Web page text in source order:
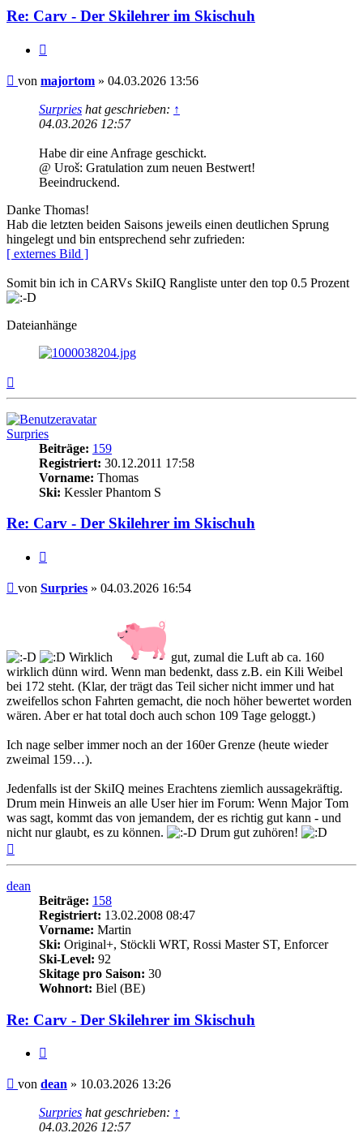
Re: Carv - Der Skilehrer im Skischuh
Beitrag
von majortom » 04.03.2026 13:56
Surpries hat geschrieben: ↑
04.03.2026 12:57
Habe dir eine Anfrage geschickt.
@ Uroš: Gratulation zum neuen Bestwert!
Beeindruckend.
Danke Thomas!
Hab die letzten beiden Saisons jeweils einen deutlichen Sprung
hingelegt und bin entsprechend sehr zufrieden:
[ externes Bild ]
Somit bin ich in CARVs SkiIQ Rangliste unter den top 0.5 Prozent
Dateianhänge
Surpries
Beiträge: 159
Registriert: 30.12.2011 17:58
Vorname: Thomas
Ski: Kessler Phantom S
Re: Carv - Der Skilehrer im Skischuh
Beitrag
von Surpries » 04.03.2026 16:54
Wirklich
gut, zumal die Luft ab ca. 160
wirklich dünn wird. Wenn man bedenkt, dass z.B. ein Kili Weibel
bei 172 steht. (Klar, der trägt das Teil sicher nicht immer und hat
zweifellos schon Fahrten gemacht, die noch höher bewertet worden
wären. Aber er hat total doch auch schon 109 Tage geloggt.)
Ich nage selber immer noch an der 160er Grenze (heute wieder
zweimal 159…).
Jedenfalls ist der SkiIQ meines Erachtens ziemlich aussagekräftig.
Drum mein Hinweis an alle User hier im Forum: Wenn Major Tom
was sagt, kommt das von jemandem, der es richtig gut kann - und
nicht nur glaubt, es zu können.
Drum gut zuhören!
dean
Beiträge: 158
Registriert: 13.02.2008 08:47
Vorname: Martin
Ski: Original+, Stöckli WRT, Rossi Master ST, Enforcer
Ski-Level: 92
Skitage pro Saison: 30
Wohnort: Biel (BE)
Re: Carv - Der Skilehrer im Skischuh
Beitrag
von dean » 10.03.2026 13:26
Surpries hat geschrieben: ↑
04.03.2026 12:57